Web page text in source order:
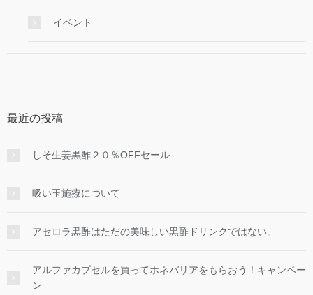
イベント
最近の投稿
しそ生姜黒酢２０％OFFセール
吸い玉施療について
アセロラ黒酢はただの美味しい黒酢ドリンクではない。
アルファカプセルを買ってホネバリアをもらおう！キャンペー
ン